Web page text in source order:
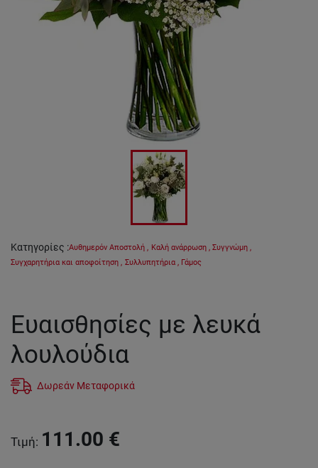
Κατηγορίες :Αυθημερόν Αποστολή , Καλή ανάρρωση , Συγγνώμη ,
Συγχαρητήρια και αποφοίτηση , Συλλυπητήρια , Γάμος
Ευαισθησίες με λευκά
λουλούδια
Δωρεάν Μεταφορικά
Τιμή: 111.00 €